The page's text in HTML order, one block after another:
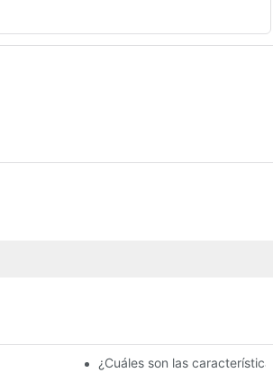
¿Cuáles son las